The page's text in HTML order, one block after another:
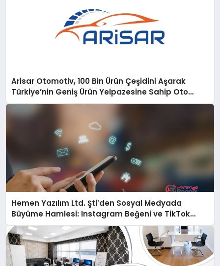
Arisar Otomotiv, 100 Bin Ürün Çeşidini Aşarak
Türkiye’nin Geniş Ürün Yelpazesine Sahip Oto
Yedek Parça Platformlarından Biri Oldu
Hemen Yazılım Ltd. Şti’den Sosyal Medyada
Büyüme Hamlesi: Instagram Beğeni ve TikTok
Beğeni Alanında Talep Rekor Kırıyor